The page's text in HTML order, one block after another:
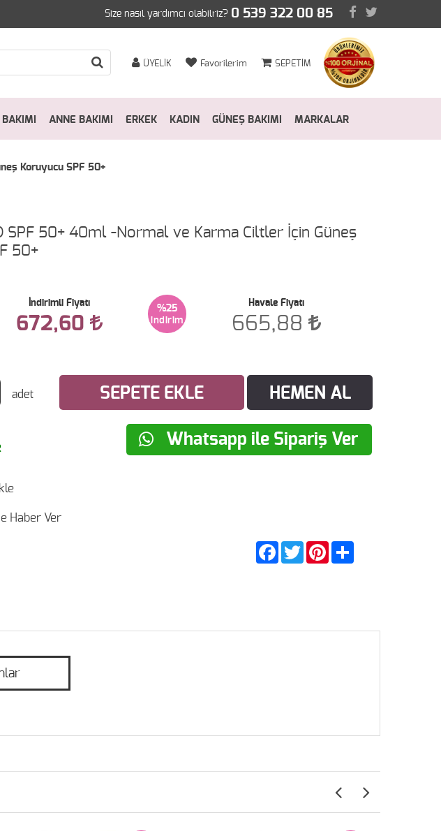
Size nasıl yardımcı olabilriz? 0 539 322 00 85
SEPETİM
Favorilerim
ÜYELİK
BAKIMI ANNE BAKIMI ERKEK KADIN GÜNEŞ BAKIMI MARKALAR
Koruyucu SPF 50+
SPF 50+ 40ml -Normal ve Karma Ciltler İçin Güneş
50+
İndirimli Fiyatı
672,60
%25
Havale Fiyatı
665,88
SEPETE EKLE HEMEN AL
Whatsapp ile Sipariş Ver
Haber Ver
FacebookTwitter Pinterest